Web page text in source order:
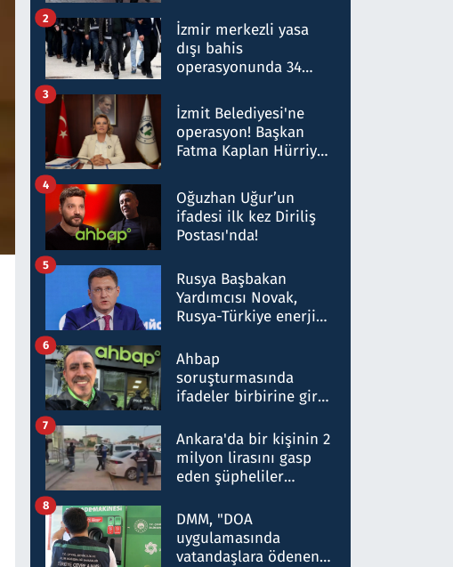
hakkında gözaltı kararı
İzmir merkezli yasa
dışı bahis
operasyonunda 34
Milyar liralık para
trafiği tespit edildi
2
İzmit Belediyesi'ne
operasyon! Başkan
Fatma Kaplan Hürriyet
3
Oğuzhan Uğur’un
ifadesi ilk kez Diriliş
Postası'nda!
4
Rusya Başbakan
Yardımcısı Novak,
Rusya-Türkiye enerji
nitelikte olduğunu
belirtti
5
Ahbap
soruşturmasında
ifadeler birbirine girdi:
ifadelerinden ortaya
çıkan tablo şok etti
6
Ankara'da bir kişinin 2
milyon lirasını gasp
eden şüpheliler
7
DMM, "DOA
uygulamasında
vatandaşlara ödenen
8